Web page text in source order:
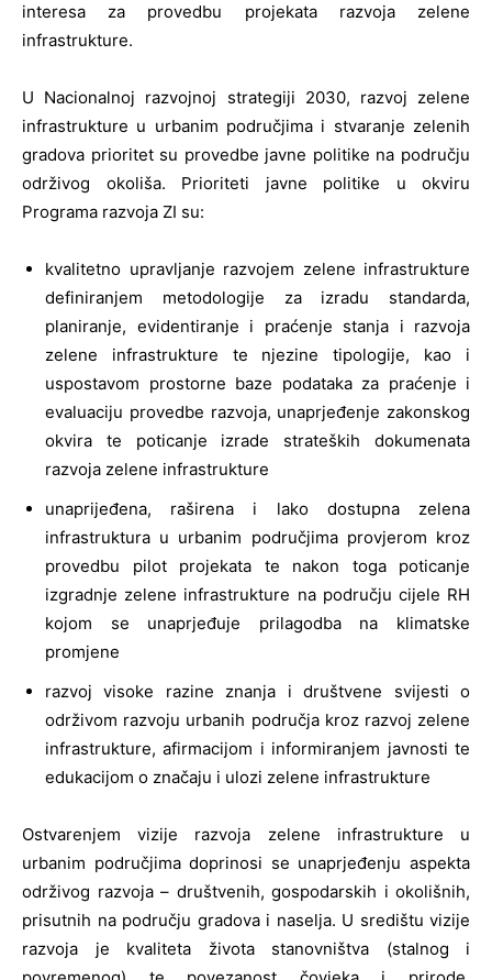
interesa za provedbu projekata razvoja zelene
infrastrukture.
U Nacionalnoj razvojnoj strategiji 2030, razvoj zelene
infrastrukture u urbanim područjima i stvaranje zelenih
gradova prioritet su provedbe javne politike na području
održivog okoliša. Prioriteti javne politike u okviru
Programa razvoja ZI su:
kvalitetno upravljanje razvojem zelene infrastrukture
definiranjem metodologije za izradu standarda,
planiranje, evidentiranje i praćenje stanja i razvoja
zelene infrastrukture te njezine tipologije, kao i
uspostavom prostorne baze podataka za praćenje i
evaluaciju provedbe razvoja, unaprjeđenje zakonskog
okvira te poticanje izrade strateških dokumenata
razvoja zelene infrastrukture
unaprijeđena, raširena i lako dostupna zelena
infrastruktura u urbanim područjima provjerom kroz
provedbu pilot projekata te nakon toga poticanje
izgradnje zelene infrastrukture na području cijele RH
kojom se unaprjeđuje prilagodba na klimatske
promjene
razvoj visoke razine znanja i društvene svijesti o
održivom razvoju urbanih područja kroz razvoj zelene
infrastrukture, afirmacijom i informiranjem javnosti te
edukacijom o značaju i ulozi zelene infrastrukture
Ostvarenjem vizije razvoja zelene infrastrukture u
urbanim područjima doprinosi se unaprjeđenju aspekta
održivog razvoja – društvenih, gospodarskih i okolišnih,
prisutnih na području gradova i naselja. U središtu vizije
razvoja je kvaliteta života stanovništva (stalnog i